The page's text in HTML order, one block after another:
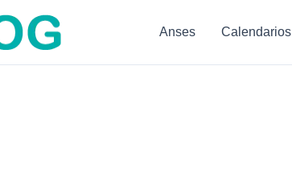
Anses Calendarios